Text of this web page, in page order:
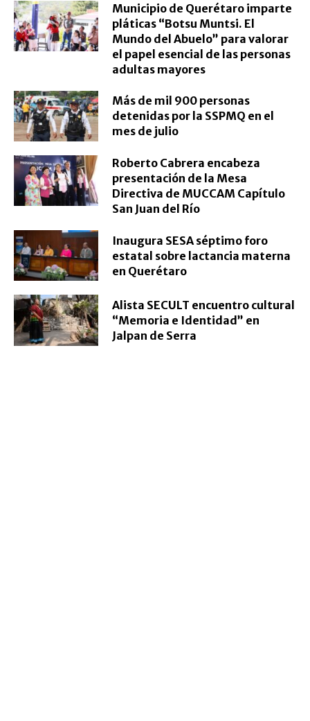
Municipio de Querétaro imparte
pláticas “Botsu Muntsi. El
Mundo del Abuelo” para valorar
el papel esencial de las personas
adultas mayores
Más de mil 900 personas
detenidas por la SSPMQ en el
mes de julio
Roberto Cabrera encabeza
presentación de la Mesa
Directiva de MUCCAM Capítulo
San Juan del Río
Inaugura SESA séptimo foro
estatal sobre lactancia materna
en Querétaro
Alista SECULT encuentro cultural
“Memoria e Identidad” en
Jalpan de Serra